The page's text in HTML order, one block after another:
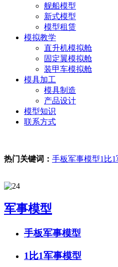
舰船模型
新式模型
模型租赁
模拟教学
直升机模拟舱
固定翼模拟舱
装甲车模拟舱
模具加工
模具制造
产品设计
模型知识
联系方式
热门关键词： 手板军事模型1比
军事模型
手板军事模型
1比1军事模型